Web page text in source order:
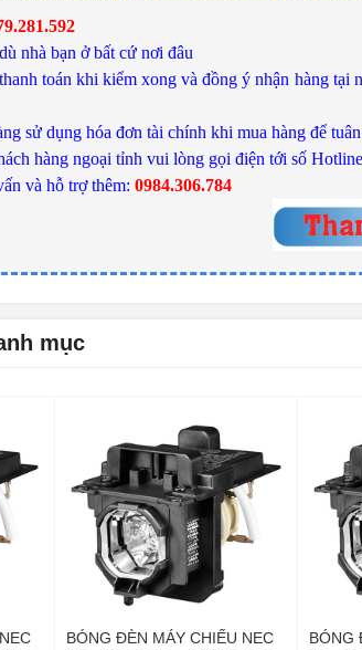
nhà bạn ở bất cứ nơi đâu
toán khi kiểm xong và đồng ý nhận hàng tại
sử dụng hóa đơn tài chính khi mua hàng để
hàng ngoại tỉnh vui lòng gọi điện tới số
và hỗ trợ thêm: 0984.306.784
mục
BÓNG ĐÈN MÁY CHIẾU NEC
BÓNG